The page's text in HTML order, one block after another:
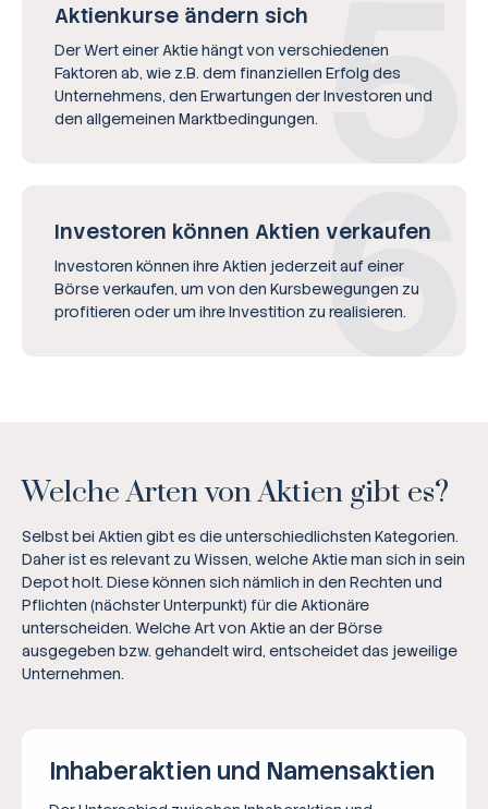
Aktienkurse ändern sich
Der Wert einer Aktie hängt von verschiedenen
Faktoren ab, wie z.B. dem finanziellen Erfolg des
Unternehmens, den Erwartungen der Investoren und
den allgemeinen Marktbedingungen.
Investoren können Aktien verkaufen
Investoren können ihre Aktien jederzeit auf einer
Börse verkaufen, um von den Kursbewegungen zu
profitieren oder um ihre Investition zu realisieren.
Welche Arten von Aktien gibt es?
Selbst bei Aktien gibt es die unterschiedlichsten Kategorien.
Daher ist es relevant zu Wissen, welche Aktie man sich in sein
Depot holt. Diese können sich nämlich in den Rechten und
Pflichten (nächster Unterpunkt) für die Aktionäre
unterscheiden. Welche Art von Aktie an der Börse
ausgegeben bzw. gehandelt wird, entscheidet das jeweilige
Unternehmen.
Inhaberaktien und Namensaktien